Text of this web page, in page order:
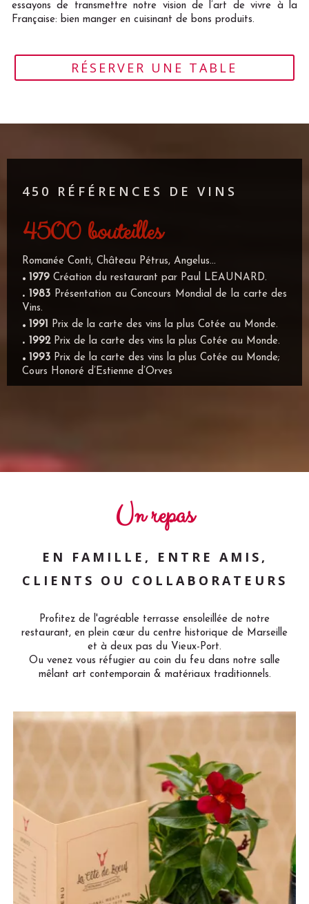
essayons de transmettre notre vision de l’art de vivre à la
Française: bien manger en cuisinant de bons produits.
RÉSERVER UNE TABLE
450 RÉFÉRENCES DE VINS
4500 bouteilles
Romanée Conti, Château Pétrus, Angelus...
. 979 Création du restaurant par Paul LEAUNARD.
. 1983 Présentation au Concours Mondial de la carte des
Vins.
. 1991 Prix de la carte des vins la plus Cotée au Monde.
. 1992Prix de la carte des vins la plus Cotée au Monde.
. 1993Prix de la carte des vins la plus Cotée au Monde;
Cours Honoré d’Estienne d’Orves
Un repas
EN FAMILLE, ENTRE AMIS,
CLIENTS OU COLLABORATEURS
Profitez de l'agréable terrasse ensoleillée de notre
restaurant, en plein cœur du centre historique de Marseille
et à deux pas du Vieux-Port.
Ou venez vous réfugier au coin du feu dans notre salle
mêlant art contemporain & matériaux traditionnels.